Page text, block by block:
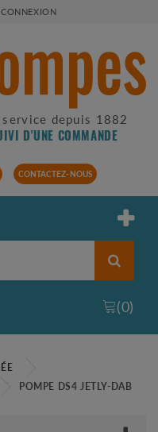
CONNEXION
depuis 1882
D'UNE COMMANDE
CONTACTEZ-NOUS
(0)
POMPE DS4 JETLY-DAB